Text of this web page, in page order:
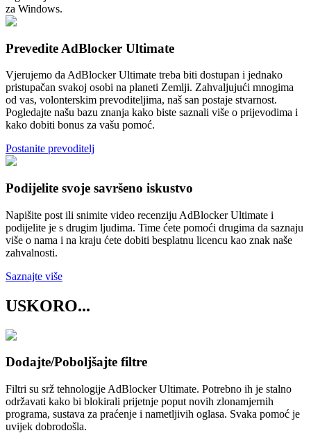
za Windows.
Prevedite AdBlocker Ultimate
Vjerujemo da AdBlocker Ultimate treba biti dostupan i jednako
pristupačan svakoj osobi na planeti Zemlji. Zahvaljujući mnogima
od vas, volonterskim prevoditeljima, naš san postaje stvarnost.
Pogledajte našu bazu znanja kako biste saznali više o prijevodima i
kako dobiti bonus za vašu pomoć.
Postanite prevoditelj
Podijelite svoje savršeno iskustvo
Napišite post ili snimite video recenziju AdBlocker Ultimate i
podijelite je s drugim ljudima. Time ćete pomoći drugima da saznaju
više o nama i na kraju ćete dobiti besplatnu licencu kao znak naše
zahvalnosti.
Saznajte više
USKORO...
Dodajte/Poboljšajte filtre
Filtri su srž tehnologije AdBlocker Ultimate. Potrebno ih je stalno
održavati kako bi blokirali prijetnje poput novih zlonamjernih
programa, sustava za praćenje i nametljivih oglasa. Svaka pomoć je
uvijek dobrodošla.